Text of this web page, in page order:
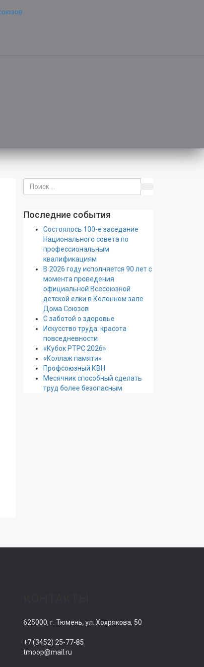
Последние события
Состоялось 100-е заседание
Национального совета по
профессиональным
квалификациям
В 2026 году исполняется 90 лет с
момента проведения
официальной Всесоюзной
детской елки в Колонном зале
Дома Союзов
С заботой о здоровье
Искусство труда: красота
повседневности
«Кубок РТРС 2026»
«Коллаж памяти»
Профсоюзный КВН
Месячник способный сделать
труд более безопасным
625000, г. Тюмень, ул. Хохрякова, 50
+7 (3452) 25-77-85
tmoop@mail.ru